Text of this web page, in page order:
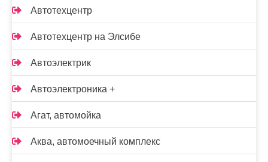
Автотехцентр
Автотехцентр на Элсибе
Автоэлектрик
Автоэлектроника +
Агат, автомойка
Аква, автомоечный комплекс